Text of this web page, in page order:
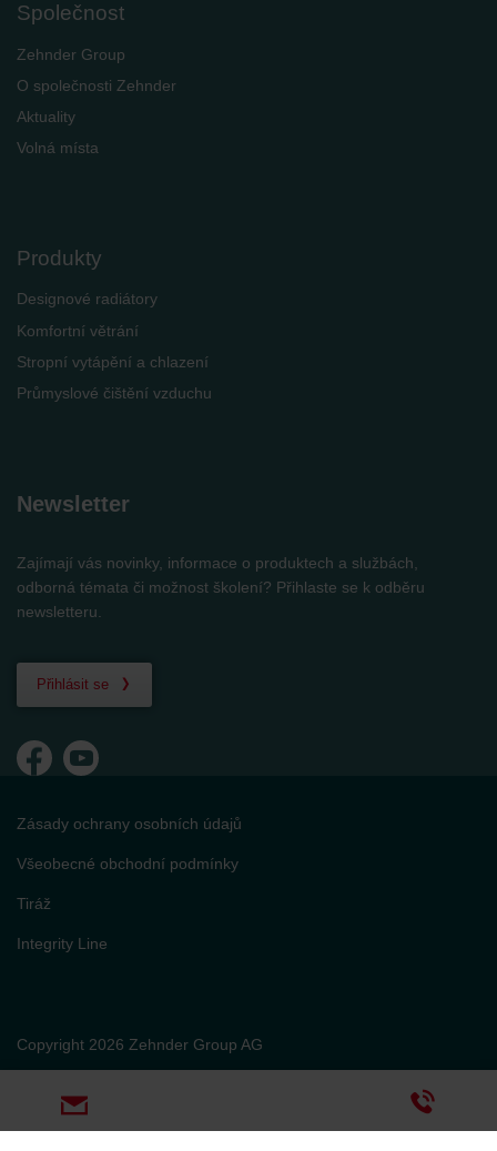
Společnost
Zehnder Group
O společnosti Zehnder
Aktuality
Volná místa
Produkty
Designové radiátory
Komfortní větrání
Stropní vytápění a chlazení
Průmyslové čištění vzduchu
Newsletter
Zajímají vás novinky, informace o produktech a službách,
odborná témata či možnost školení? Přihlaste se k odběru
newsletteru.
Přihlásit se
Copyright 2026 Zehnder Group AG
Zásady ochrany osobních údajů
Všeobecné obchodní podmínky
Tiráž
Integrity Line